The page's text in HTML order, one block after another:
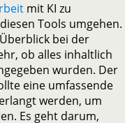
mit KI zu
Tools umgehen.
bei der
ob alles inhaltlich
wurden. Der
eine umfassende
werden, um
Es geht darum,